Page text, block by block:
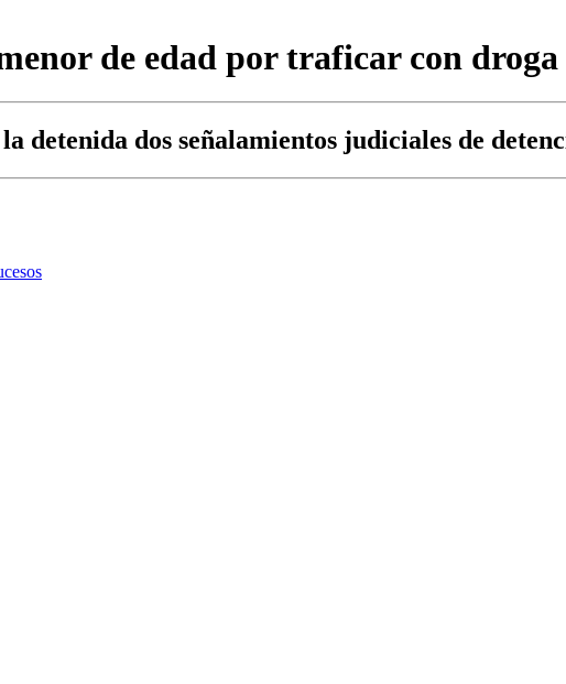
de edad por traficar con droga
detenida dos señalamientos judiciales de